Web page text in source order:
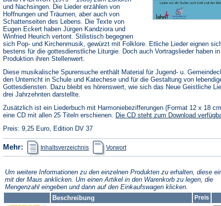
und Nachsingen. Die Lieder erzählen von
Hoffnungen und Träumen, aber auch von
Schattenseiten des Lebens. Die Texte von
Eugen Eckert haben Jürgen Kandziora und
Winfried Heurich vertont. Stilistisch begegnen
sich Pop- und Kirchenmusik, gewürzt mit Folklore. Etliche Lieder eignen
bestens für die gottesdienstliche Liturgie. Doch auch Vortragslieder haben
Produktion ihren Stellenwert.
Diese musikalische Spurensuche enthält Material für Jugend- u.
den Unterricht in Schule und Katechese und für die Gestaltung von
Gottesdiensten. Dazu bleibt es hörenswert, wie sich das Neue Geistliche
drei Jahrzehnten darstellte.
Zusätzlich ist ein Liederbuch mit Harmoniebezifferungen (Format 12 x 18
eine CD mit allen 25 Titeln erschienen. Die CD steht zum Download
Preis: 9,25 Euro, Edition DV 37
Mehr: Inhaltsverzeichnis
(Öffnet
in
einem
Tab)
Vorwortin
einem
Tab)
Um weitere Informationen zu den einzelnen Produkten zu erhalten, diese
mit der Maus anklicken. Um einen Artikel in den Warenkorb zu legen, die
Mengenzahl eingeben und dann auf den Einkaufswagen klicken.
Beschreibung
Preis